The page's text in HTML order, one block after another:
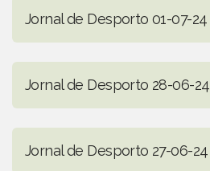
Jornal de Desporto 01-07-24
Jornal de Desporto 28-06-24
Jornal de Desporto 27-06-24